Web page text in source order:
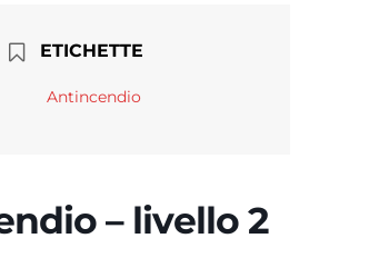
ETICHETTE
Antincendio
– livello 2